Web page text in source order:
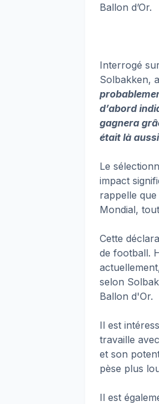
Ballon d’Or.
Interrogé
Solbakken,
d’abord
gagnera
était là aussi
Le
impact
rappelle
Mondial,
Cette
de football.
selon
Ballon d'Or.
Il est
travaille
et son
pèse plus
Il est